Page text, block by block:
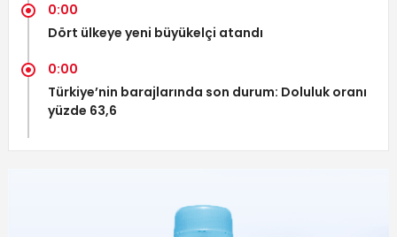
0:00
Dört ülkeye yeni büyükelçi atandı
0:00
Türkiye’nin barajlarında son durum: Doluluk oranı
yüzde 63,6